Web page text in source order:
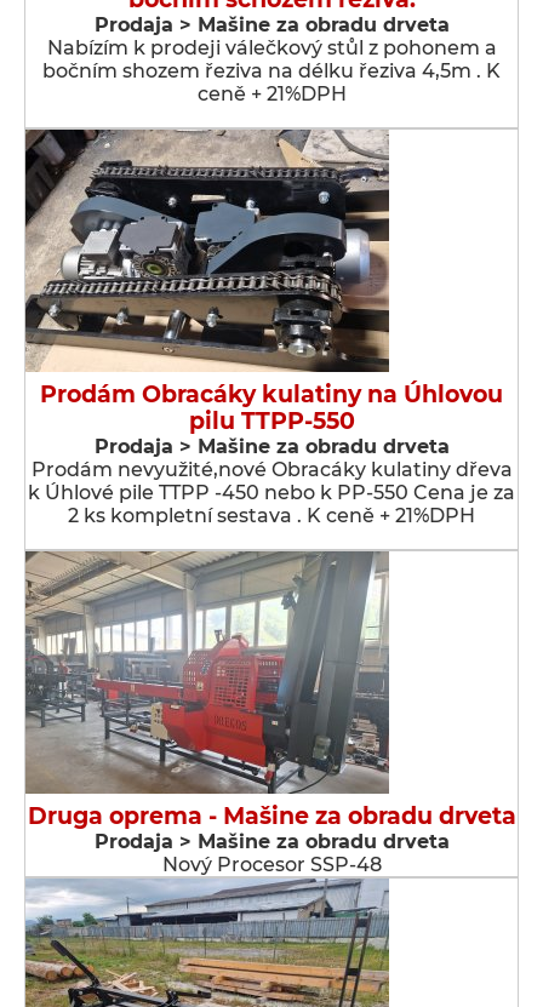
Prodaja > Мašine za obradu drveta
Nabízím k prodeji válečkový stůl z pohonem a
bočním shozem řeziva na délku řeziva 4,5m . K
ceně + 21%DPH
Prodám Obracáky kulatiny na Úhlovou
pilu TTPP-550
Prodaja > Мašine za obradu drveta
Prodám nevyužité,nové Obracáky kulatiny dřeva
k Úhlové pile TTPP -450 nebo k PP-550 Cena je za
2 ks kompletní sestava . K ceně + 21%DPH
Druga oprema - Мašine za obradu drveta
Prodaja > Мašine za obradu drveta
Nový Procesor SSP-48